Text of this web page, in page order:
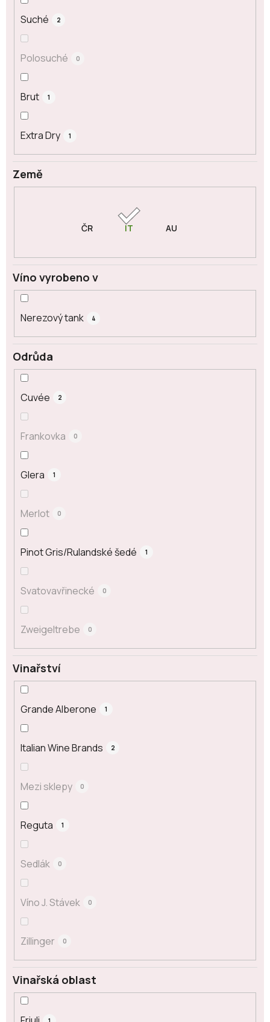
Odrůda
Cuvée 2
Frankovka 0
Glera 1
Merlot 0
Pinot Gris/Rulandské šedé 1
Svatovavřinecké 0
Zweigeltrebe 0
Vinařství
Grande Alberone 1
Italian Wine Brands 2
Mezi sklepy 0
Reguta 1
Sedlák 0
Víno J. Stávek 0
Zillinger 0
Země
Suché 2
Polosuché 0
Brut 1
Extra Dry 1
Vinařská oblast
Víno vyrobeno v
Nerezový tank 4